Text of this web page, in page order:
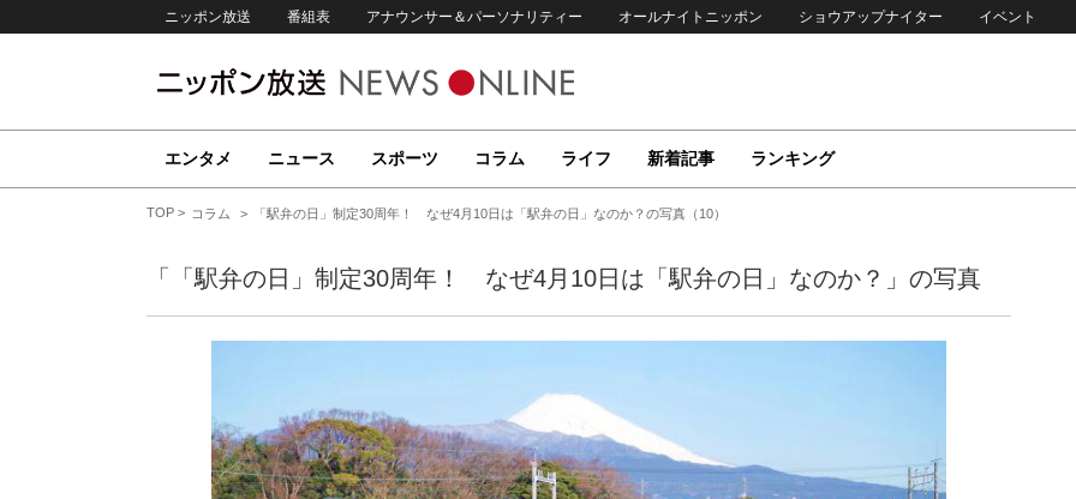
ニッポン放送 番組表 アナウンサー＆パーソナリティー オールナイトニッポン ショウアップナイター イベント
エンタメ ニュース スポーツ コラム ライフ 新着記事 ランキング
TOP コラム 「駅弁の日」制定30周年！ なぜ4月10日は「駅弁の日」なのか？の写真（10）
「「駅弁の日」制定30周年！ なぜ4月10日は「駅弁の日」なのか？」の写真